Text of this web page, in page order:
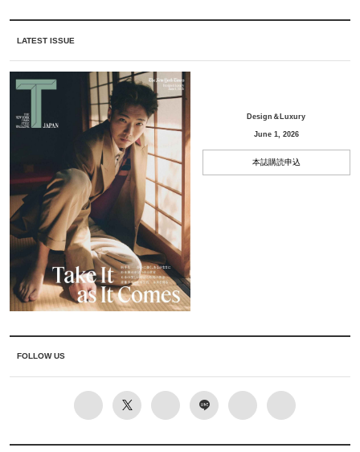
LATEST ISSUE
Design＆Luxury
June 1, 2026
本誌購読申込
FOLLOW US